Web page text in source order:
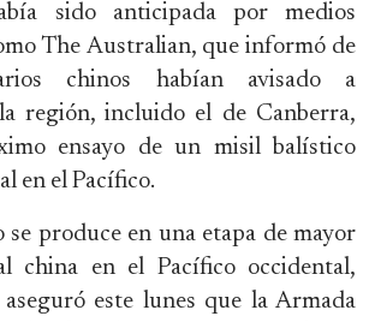
sido anticipada por medios
The Australian, que informó de
chinos habían avisado a
región, incluido el de Canberra,
ensayo de un misil balístico
en el Pacífico.
se produce en una etapa de mayor
china en el Pacífico occidental,
este lunes que la Armada